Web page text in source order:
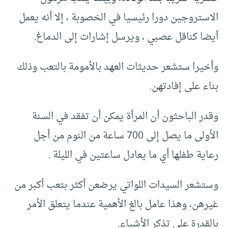
الاستروجين دورا رئيسيا في الخصوبة ، إلا أنه يعمل
أيضا كناقل عصبي ، ويرسل إشارات إلى الدماغ.
وأخيرا ستشعر حديثات العهد بالأمومة بالتعب وذلك
بناء على إفادتهن.
وقدر الباحثون أن المرأة يمكن أن تفقد في السنة
الأولى ما يصل إلى 700 ساعة من النوم من أجل
رعاية طفلها أي ما يعادل ساعتين في الليلة .
وستشعر السيدات اللواتي يرضعن أكثر بتعب أكبر من
غيرهن، وهذا عامل بالغ الأهمية عندما يتعلق الأمر
بالقدرة على تذكر الأشياء.